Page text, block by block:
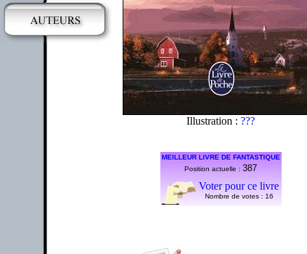
Illustration : ???
MEILLEUR LIVRE DE FANTASTIQUE
Position actuelle : 387
Voter pour ce livre
Nombre de votes : 16